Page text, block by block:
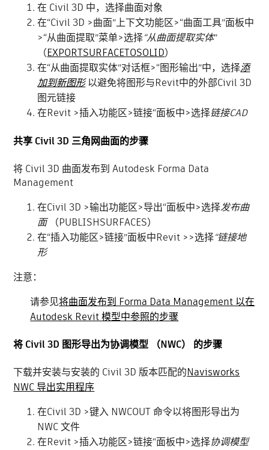
在 Civil 3D 中，选择曲面对象
在“Civil 3D >曲面”上下文功能区>“曲面工具”面板中
>“从曲面提取”菜单>选择“从曲面提取实体”
（EXPORTSURFACETOSOLID）
在“从曲面提取实体”对话框>“图形输出”中，选择添
加到新图形 以避免将图形与Revit中的外部Civil 3D
图元链接
在Revit >插入功能区>链接“面板中>选择链接CAD
共享 Civil 3D 三角网曲面的步骤
将 Civil 3D 曲面发布到 Autodesk Forma Data
Management
在Civil 3D >输出功能区>导出“面板中>选择发布曲
面（PUBLISHSURFACES）
在“插入功能区>链接”面板中Revit >>选择“链接地
形
注意：
请参见将曲面发布到 Forma Data Management 以在
Autodesk Revit 模型中参照的步骤
将 Civil 3D 图形导出为协调模型 （NWC） 的步骤
下载并安装与安装的 Civil 3D 版本匹配的Navisworks
NWC 导出实用程序
在Civil 3D >键入 NWCOUT 命令以将图形导出为
NWC 文件
在Revit >插入功能区>链接“面板中>选择协调模型